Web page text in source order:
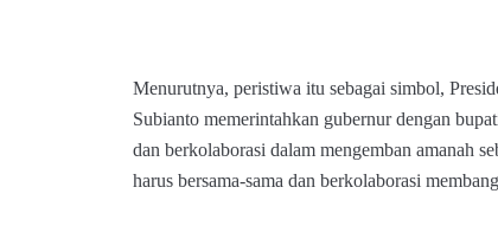
Menurutnya, peristiwa itu sebagai simbol,
Subianto memerintahkan gubernur dengan
dan berkolaborasi dalam mengemban amanah
harus bersama-sama dan berkolaborasi